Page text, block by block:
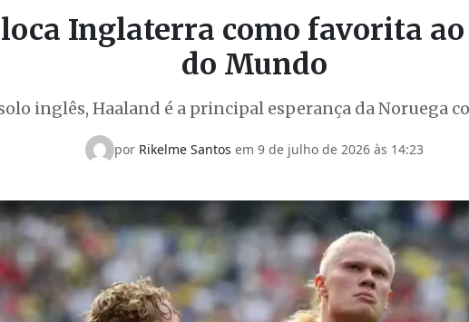
Inglaterra como favorita
do Mundo
inglês, Haaland é a principal esperança da Noruega
por Rikelme Santos em9 de julho de 2026 às 14:23